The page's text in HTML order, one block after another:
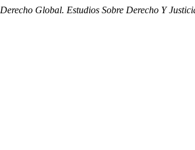
Derecho Global. Estudios Sobre Derecho Y